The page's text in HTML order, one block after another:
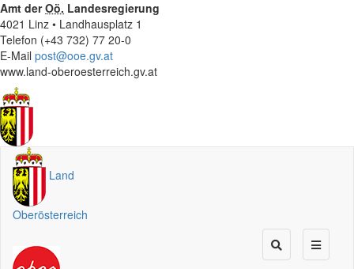
Amt derOö. Landesregierung
4021 Linz • Landhausplatz 1
Telefon (+43 732) 77 20-0
E-Mail post@ooe.gv.at
www.land-oberoesterreich.gv.at
Land
Oberösterreich